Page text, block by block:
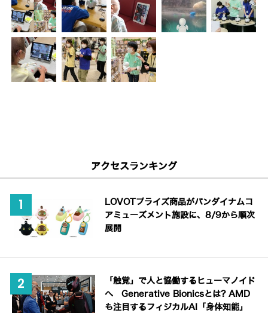
アクセスランキング
LOVOTプライズ商品がバンダイナムコ
アミューズメント施設に、8/9から順次
展開
「触覚」で人と協働するヒューマノイド
へ Generative Bionicsとは? AMD
も注目するフィジカルAI「身体知能」